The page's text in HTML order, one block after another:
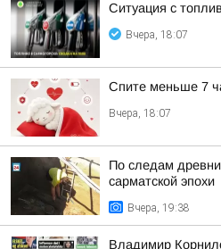
Ситуация с
Вчера, 18:07
Спите меньше 7
Вчера, 18:07
По следам
сарматской эпохи
Вчера, 19:38
Владимир